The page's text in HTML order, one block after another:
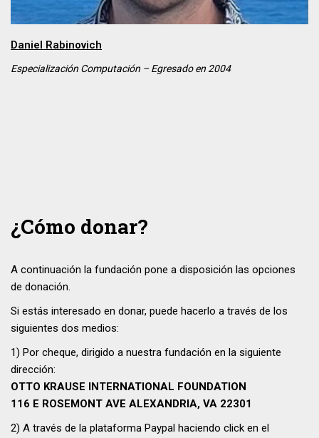
Daniel Rabinovich
Especialización Computación – Egresado en 2004
¿Cómo donar?
A continuación la fundación pone a disposición las opciones
de donación.
Si estás interesado en donar, puede hacerlo a través de los
siguientes dos medios:
1) Por cheque, dirigido a nuestra fundación en la siguiente
dirección:
OTTO KRAUSE INTERNATIONAL FOUNDATION
116 E ROSEMONT AVE ALEXANDRIA, VA 22301
2) A través de la plataforma Paypal haciendo click en el